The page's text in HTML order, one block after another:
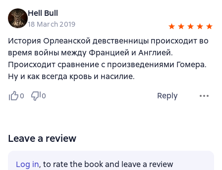
Hell Bull
18 March 2019
История Орлеанской девственницы происходит во
время войны между Францией и Англией.
Происходит сравнение с произведениями Гомера.
Ну и как всегда кровь и насилие.
0 0 Reply
Leave a review
Log in, to rate the book and leave a review